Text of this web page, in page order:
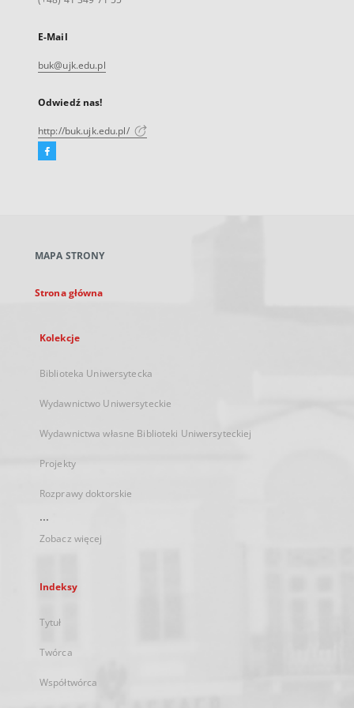
E-Mail
buk@ujk.edu.pl
Odwiedź nas!
http://buk.ujk.edu.pl/
Facebook
karcie
MAPA STRONY
Strona główna
Kolekcje
Biblioteka Uniwersytecka
Wydawnictwo Uniwersyteckie
Wydawnictwa własne Biblioteki Uniwersyteckiej
Projekty
Rozprawy doktorskie
...
Zobacz więcej
Indeksy
Tytuł
Twórca
Współtwórca